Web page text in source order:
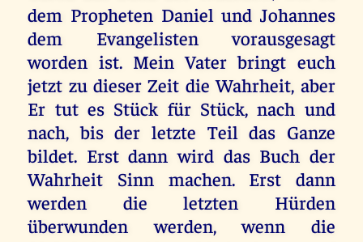
dem Propheten Daniel und Johannes
dem Evangelisten vorausgesagt
worden ist. Mein Vater bringt euch
jetzt zu dieser Zeit die Wahrheit, aber
Er tut es Stück für Stück, nach und
nach, bis der letzte Teil das Ganze
bildet. Erst dann wird das Buch der
Wahrheit Sinn machen. Erst dann
werden die letzten Hürden
überwunden werden, wenn die